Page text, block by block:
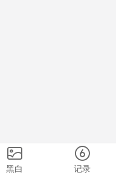
黑白 记录